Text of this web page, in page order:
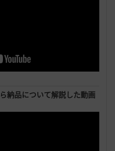
納品について解説した動画